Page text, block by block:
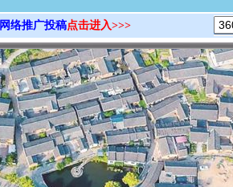
网络推广投稿点击进入>>>